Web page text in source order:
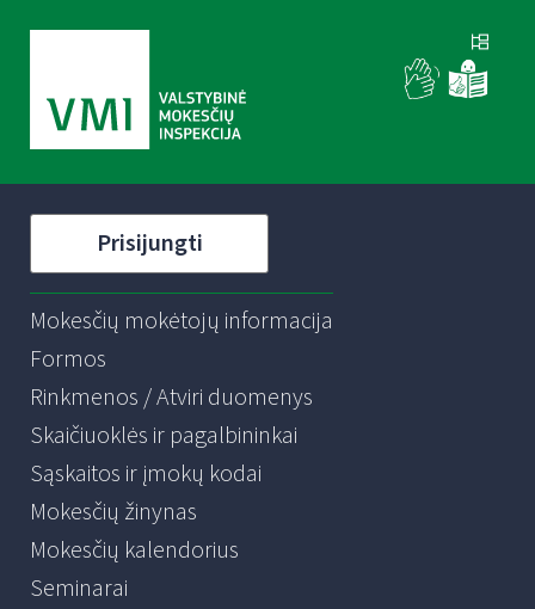
Prisijungti
Mokesčių mokėtojų informacija
Formos
Rinkmenos / Atviri duomenys
Skaičiuoklės ir pagalbininkai
Sąskaitos ir įmokų kodai
Mokesčių žinynas
Mokesčių kalendorius
Seminarai